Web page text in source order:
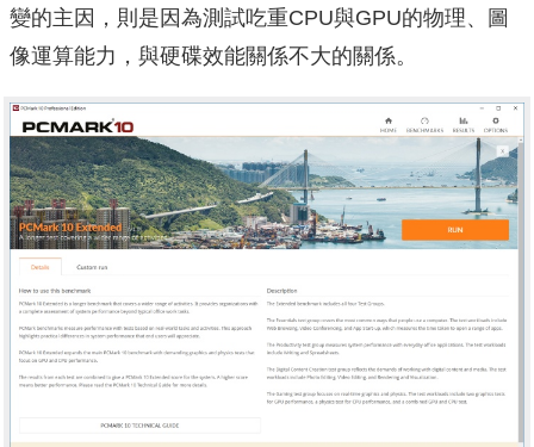
變的主因，則是因為測試吃重CPU與GPU的物理、圖
像運算能力，與硬碟效能關係不大的關係。